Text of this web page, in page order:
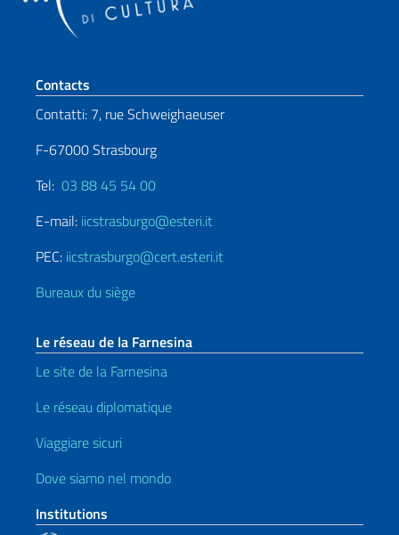
Section de pied de page
Contacts
Contatti: 7, rue Schweighaeuser
F-67000 Strasbourg
Tel: 03 88 45 54 00
E-mail: iicstrasburgo@esteri.it
PEC: iicstrasburgo@cert.esteri.it
Bureaux du siège
Le réseau de la Farnesina
Le site de la Farnesina
Le réseau diplomatique
Viaggiare sicuri
Dove siamo nel mondo
Institutions